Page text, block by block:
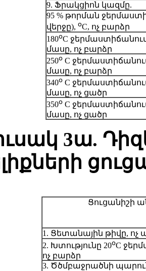
9. Ֆրակցիոն կազմը.
95 % թորման
վերջը), օC, ոչ բարձր
180օC
մասը, ոչ բարձր
250օC
մասը, ոչ բարձր
340օC
մասը, ոչ ցածր
350օC
մասը, ոչ ցածր
3ա.
Ցուցանիշի
1. Ցետանային թիվը,
2. Խտությունը 20օC
ոչ բարձր
3. Ծծմբաջրածնի